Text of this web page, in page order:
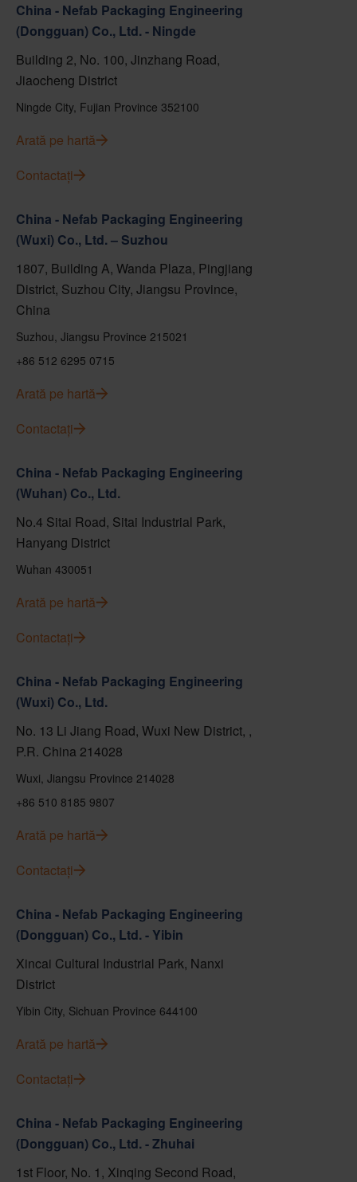
China - Nefab Packaging Engineering
(Dongguan) Co., Ltd. - Ningde
Building 2, No. 100, Jinzhang Road,
Jiaocheng District
Ningde City, Fujian Province 352100
Arată pe hartă
Contactați
China - Nefab Packaging Engineering
(Wuxi) Co., Ltd. – Suzhou
1807, Building A, Wanda Plaza, Pingjiang
District, Suzhou City, Jiangsu Province,
China
Suzhou, Jiangsu Province 215021
+86 512 6295 0715
Arată pe hartă
Contactați
China - Nefab Packaging Engineering
(Wuhan) Co., Ltd.
No.4 Sitai Road, Sitai Industrial Park,
Hanyang District
Wuhan 430051
Arată pe hartă
Contactați
China - Nefab Packaging Engineering
(Wuxi) Co., Ltd.
No. 13 Li Jiang Road, Wuxi New District, ,
P.R. China 214028
Wuxi, Jiangsu Province 214028
+86 510 8185 9807
Arată pe hartă
Contactați
China - Nefab Packaging Engineering
(Dongguan) Co., Ltd. - Yibin
Xincai Cultural Industrial Park, Nanxi
District
Yibin City, Sichuan Province 644100
Arată pe hartă
Contactați
China - Nefab Packaging Engineering
(Dongguan) Co., Ltd. - Zhuhai
1st Floor, No. 1, Xinqing Second Road,